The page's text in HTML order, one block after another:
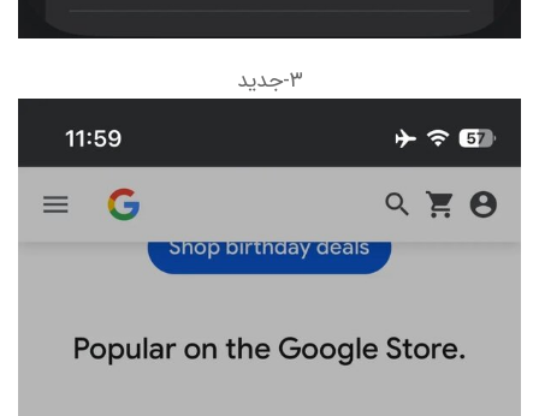
۳-جدید